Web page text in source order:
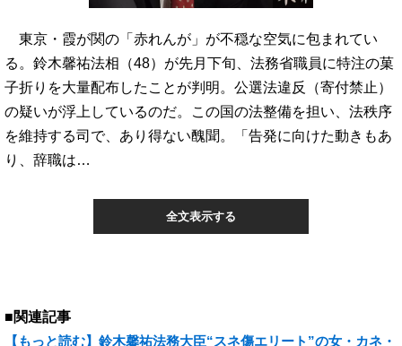
東京・霞が関の「赤れんが」が不穏な空気に包まれてい
る。鈴木馨祐法相（48）が先月下旬、法務省職員に特注の菓
子折りを大量配布したことが判明。公選法違反（寄付禁止）
の疑いが浮上しているのだ。この国の法整備を担い、法秩序
を維持する司で、あり得ない醜聞。「告発に向けた動きもあ
り、辞職は…
全文表示する
■関連記事
【もっと読む】鈴木馨祐法務大臣“スネ傷エリート”の女・カネ・